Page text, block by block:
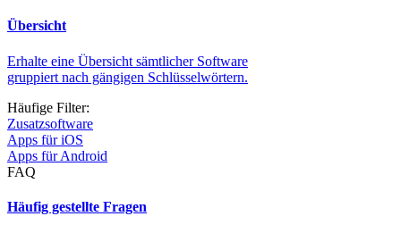
Übersicht
Erhalte eine Übersicht sämtlicher Software
gruppiert nach gängigen Schlüsselwörtern.
Häufige Filter:
Zusatzsoftware
Apps für iOS
Apps für Android
FAQ
Häufig gestellte Fragen